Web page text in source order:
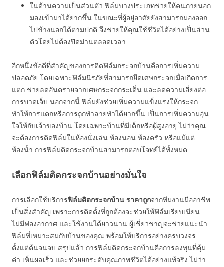
ในด้านความเป็นส่วนตัว ฟิล์มบางประเภทช่วยให้คนภายนอก
มองเข้ามาได้ยากขึ้น ในขณะที่ผู้อยู่อาศัยยังสามารถมองออก
ไปข้างนอกได้ตามปกติ จึงช่วยให้คุณใช้ชีวิตได้อย่างเป็นส่วน
ตัวโดยไม่ต้องปิดม่านตลอดเวลา
อีกหนึ่งข้อดีที่สำคัญของการติดฟิล์มกระจกบ้านคือการเพิ่มความ
ปลอดภัย โดยเฉพาะฟิล์มนิรภัยที่สามารถยึดเศษกระจกเมื่อเกิดการ
แตก ช่วยลดอันตรายจากเศษกระจกกระเด็น และลดความเสี่ยงต่อ
การบาดเจ็บ นอกจากนี้ ฟิล์มยังช่วยเพิ่มความแข็งแรงให้กระจก
ทำให้การแตกหรือการถูกทำลายทำได้ยากขึ้น เป็นการเพิ่มความอุ่น
ใจให้กับเจ้าของบ้าน โดยเฉพาะบ้านที่มีเด็กหรือผู้สูงอายุ ไม่ว่าคุณ
จะต้องการติดฟิล์มในห้องนั่งเล่น ห้องนอน ห้องครัว หรือแม้แต่
ห้องน้ำ การฟิล์มติดกระจกบ้านสามารถตอบโจทย์ได้ทั้งหมด
เลือกฟิล์มติดกระจกบ้านอย่างมั่นใจ
การเลือกใช้บริการฟิล์มติดกระจกบ้าน ราคาถูกจากทีมงานมืออาชีพ
เป็นสิ่งสำคัญ เพราะการติดตั้งที่ถูกต้องจะช่วยให้ฟิล์มเรียบเนียน
ไม่มีฟองอากาศ และใช้งานได้ยาวนาน ผู้เชี่ยวชาญจะช่วยแนะนำ
ฟิล์มที่เหมาะสมกับบ้านของคุณ พร้อมให้บริการอย่างครบวงจร
ตั้งแต่ต้นจนจบ สรุปแล้ว การฟิล์มติดกระจกบ้านคือการลงทุนที่คุ้ม
ค่า เห็นผลเร็ว และช่วยยกระดับคุณภาพชีวิตได้อย่างแท้จริง ไม่ว่า